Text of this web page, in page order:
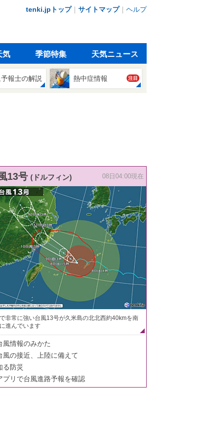
tenki.jpトップ｜ サイトマップ｜ ヘルプ
気 季節特集 天気ニュース
報士の解説 熱中症情報 注目
13号 (ドルフィン) 08日04:00現在
非常に強い台風13号が久米島の北北西約40kmを南
進んでいます
風情報のみかた
風の接近、上陸に備えて
る防災
プリで台風進路予報を確認